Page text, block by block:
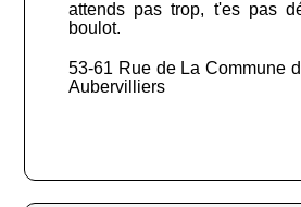
attends pas trop, t'es pas
boulot.
53-61 Rue de La Commune
Aubervilliers